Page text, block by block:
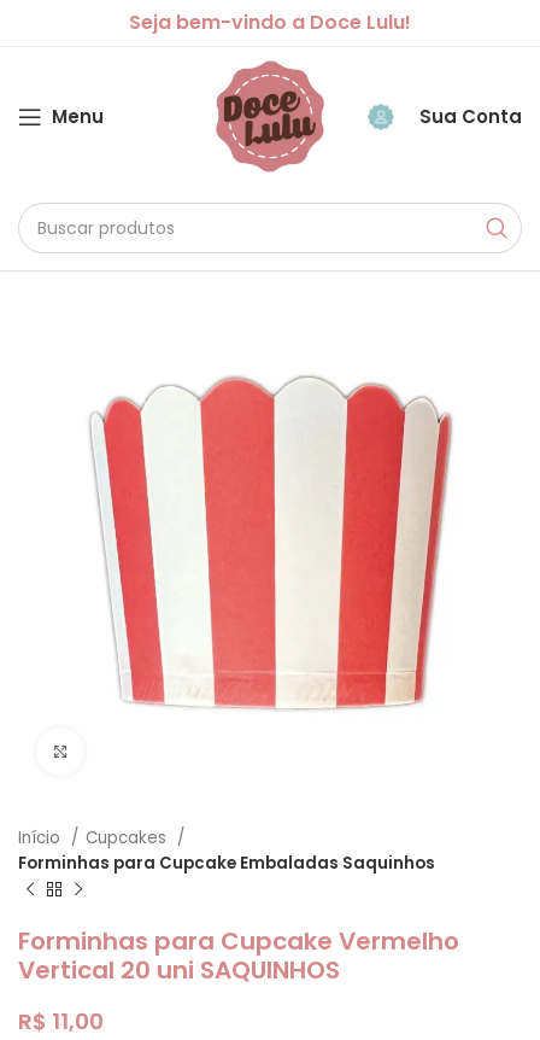
Seja bem-vindo a Doce Lulu!
Menu Sua Conta
Início
Cupcakes
Forminhas para Cupcake Embaladas Saquinhos
Forminhas para Cupcake Vermelho
Vertical 20 uni SAQUINHOS
R$ 11,00